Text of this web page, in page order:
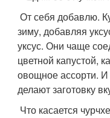
От себя добавлю.
зиму, добавляя
уксус. Они чаще
цветной капустой,
овощное ассорти. И
делают заготовку
Что касается